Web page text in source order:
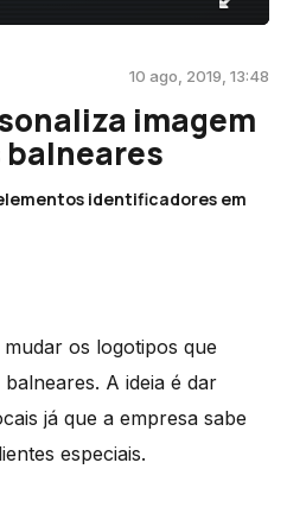
10 ago, 2019, 13:48
imagem
balneares
identificadores em
os logotipos que
A ideia é dar
já que a empresa sabe
especiais.